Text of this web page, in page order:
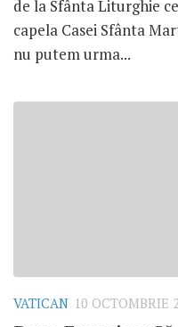
de la Sfânta Liturghie
capela Casei Sfânta
nu putem urma...
VATICAN 10 OCTOMBRIE